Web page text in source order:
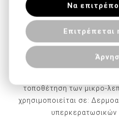
Εργονομικός σχεδιασμός με
για άνετη και
Επαναχρησιμοποιούμενη
αυτόκαυστο
τοποθέτηση των μικρο-
χρησιμοποιείται σε:
υπερκερατωσικών
σε σχέση με την από
των υπηρεσιών τους.
Επιτρέπεται
Να